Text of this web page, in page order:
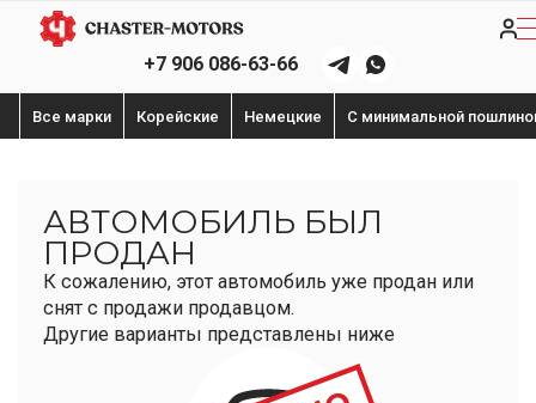
+7 906 086-63-66
Все марки Корейские Немецкие С минимальной
АВТОМОБИЛЬ БЫЛ
ПРОДАН
К сожалению, этот автомобиль уже продан или
снят с продажи продавцом.
Другие варианты представлены ниже